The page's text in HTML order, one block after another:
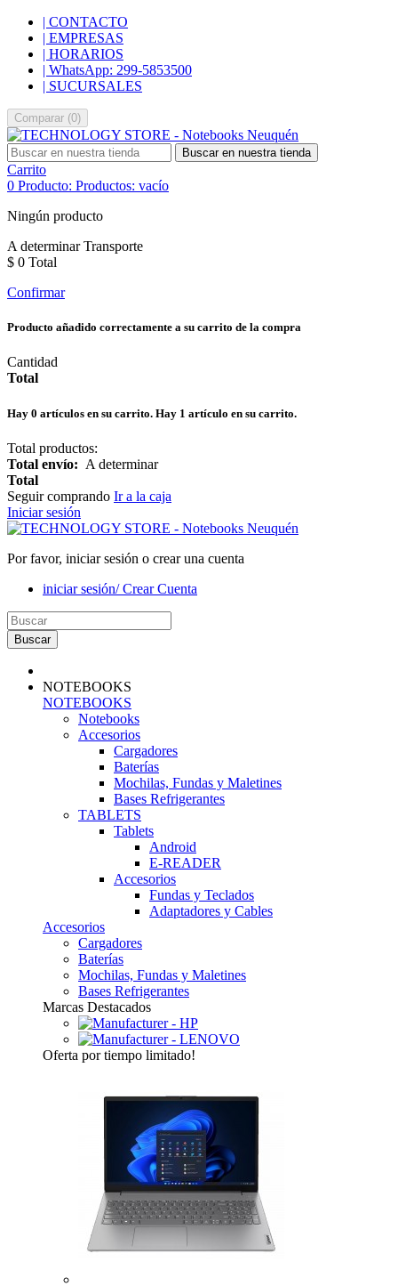
| CONTACTO
| EMPRESAS
| HORARIOS
| WhatsApp: 299-5853500
| SUCURSALES
Comparar (0)
Buscar en nuestra tienda
Carrito
0 Producto: Productos: vacío
Ningún producto
A determinarTransporte
$ 0 Total
Confirmar
Producto añadido correctamente a su carrito de la compra
Cantidad
Total
Hay 0 artículos en su carrito. Hay 1 artículo en su carrito.
Total productos:
Total envío: A determinar
Total
Seguir comprando Ir a la caja
Iniciar sesión
Por favor, iniciar sesión o crear una cuenta
iniciar sesión/ Crear Cuenta
Buscar
NOTEBOOKS
NOTEBOOKS
Notebooks
Accesorios
Cargadores
Baterías
Mochilas, Fundas y Maletines
Bases Refrigerantes
TABLETS
Tablets
Android
E-READER
Accesorios
Fundas y Teclados
Adaptadores y Cables
Accesorios
Cargadores
Baterías
Mochilas, Fundas y Maletines
Bases Refrigerantes
Marcas Destacados
Oferta por tiempo limitado!